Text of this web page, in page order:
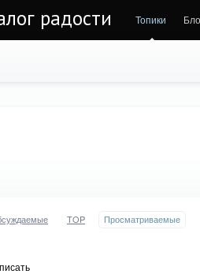
радости Топики
TOP Просматриваемые